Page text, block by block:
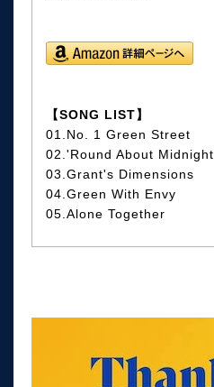
【SONG LIST】
01.No. 1 Green Street
02.'Round About Midnight
03.Grant's Dimensions
04.Green With Envy
05.Alone Together